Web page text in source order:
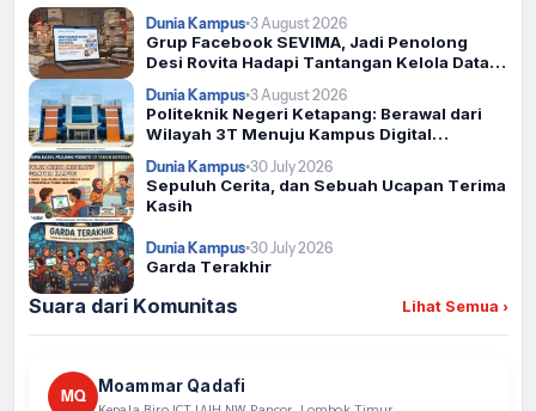
depan publik, namun...Dunia Kampus•3 August 2026
Grup Facebook SEVIMA, Jadi Penolong
Desi Rovita Hadapi Tantangan Kelola Data
Dunia Kampus•3 August 2026
Politeknik Negeri Ketapang: Berawal dari
Wilayah 3T Menuju Kampus Digital
Dunia Kampus•30 July 2026
Sepuluh Cerita, dan Sebuah Ucapan Terima
Kasih
Dunia Kampus•30 July 2026
Garda Terakhir
Suara dari Komunitas Lihat Semua ›
MQ
Moammar Qadafi